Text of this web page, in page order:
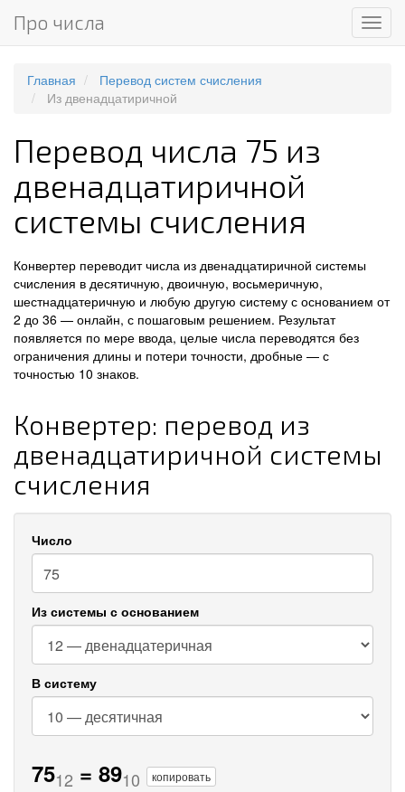
Меню
Про числа
Главная
Перевод систем счисления
Из двенадцатиричной
Перевод числа 75 из
двенадцатиричной
системы счисления
Конвертер переводит числа из двенадцатиричной системы
счисления в десятичную, двоичную, восьмеричную,
шестнадцатеричную и любую другую систему с основанием от
2 до 36 — онлайн, с пошаговым решением. Результат
появляется по мере ввода, целые числа переводятся без
ограничения длины и потери точности, дробные — с
точностью 10 знаков.
Конвертер: перевод из
двенадцатиричной системы
счисления
Число
Из системы с основанием
В систему
7512 = 8910 копировать